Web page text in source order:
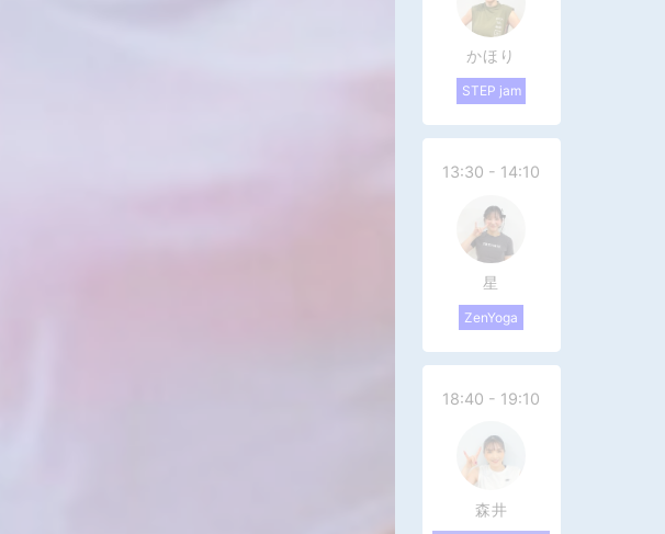
かほり
STEP jam
13:30 - 14:10
星
ZenYoga
18:40 - 19:10
森井